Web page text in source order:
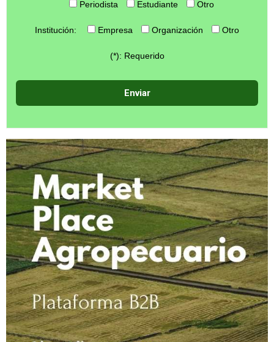
Periodista
Estudiante Otro
Institución: Empresa Organización Otro
(*): Requerido